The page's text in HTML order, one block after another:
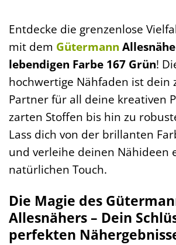
Entdecke die grenzenlose
mit dem Gütermann
lebendigen Farbe 167 Grün!
hochwertige Nähfaden ist dein
Partner für all deine kreativen
zarten Stoffen bis hin zu
Lass dich von der brillanten
und verleihe deinen Nähideen
natürlichen Touch.
Die Magie des
Allesnähers – Dein
perfekten